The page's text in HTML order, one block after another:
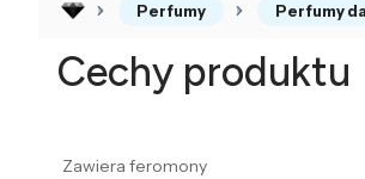
Perfumy Perfumy
Cechy produktu
Zawiera feromony